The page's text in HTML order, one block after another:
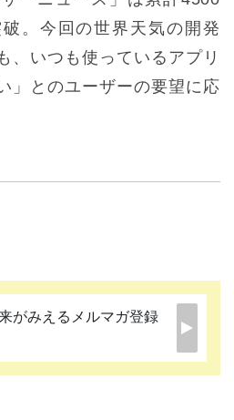
。今回の世界天気の開発
、いつも使っているアプリ
」とのユーザーの要望に応
がみえるメルマガ登録